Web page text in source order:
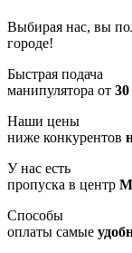
Выбирая нас, вы
городе!
Быстрая подача
манипулятора от
Наши цены
ниже конкурентов
У нас есть
пропуска в центр
Способы
оплаты самые